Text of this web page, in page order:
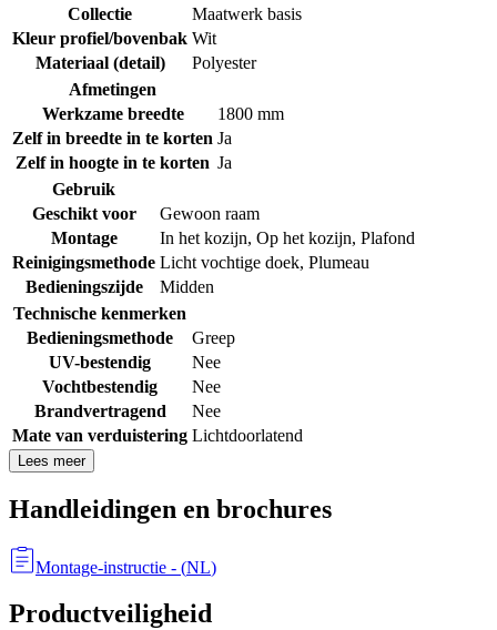
Collectie
Maatwerk basis
Kleur profiel/bovenbak Wit
Materiaal (detail)
Polyester
Afmetingen
Werkzame breedte
1800 mm
Zelf in breedte in te korten Ja
Zelf in hoogte in te korten Ja
Gebruik
Geschikt voor
Gewoon raam
Montage
In het kozijn, Op het kozijn, Plafond
Reinigingsmethode Licht vochtige doek, Plumeau
Bedieningszijde
Midden
Technische kenmerken
Bedieningsmethode
Greep
UV-bestendig
Nee
Vochtbestendig
Nee
Brandvertragend
Nee
Mate van verduistering Lichtdoorlatend
Lees meer
Handleidingen en brochures
Montage-instructie - (NL)
Productveiligheid